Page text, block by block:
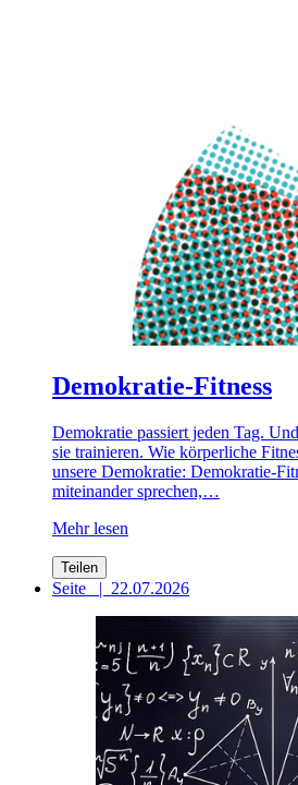
Demokratie-Fitness
Demokratie passiert jeden Tag.
sie trainieren. Wie körperliche
unsere Demokratie: Demokratie-
miteinander sprechen,…
Mehr lesen
Teilen
Seite | 22.07.2026